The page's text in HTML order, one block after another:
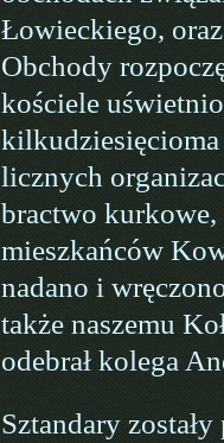
Łowieckiego,
Obchody
kościele
kilkudziesięcioma
licznych
bractwo
mieszkańców
nadano i
także naszemu
odebrał kolega
Sztandary